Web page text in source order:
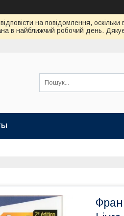
на повідомлення,
в найближчий робочий день.